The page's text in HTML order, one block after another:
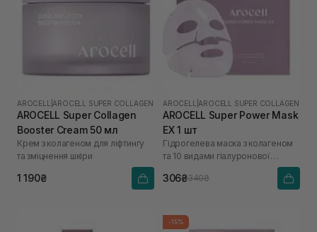
AROCELL AROCELL SUPER COLLAGEN
AROCELL Super Collagen
Booster Cream 50 мл
Крем з колагеном для ліфтингу
та зміцнення шкіри
1 190₴
AROCELL AROCELL SUPER COLLAGEN
AROCELL Super Power Mask
EX 1 шт
Гідрогелева маска з колагеном
та 10 видами гіалуронової
306₴340₴
-15%